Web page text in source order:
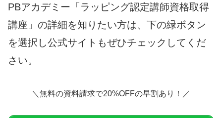
PBアカデミー「ラッピング認定講師資格取得
講座」の詳細を知りたい方は、下の緑ボタン
を選択し公式サイトもぜひチェックしてくだ
さい。
＼無料の資料請求で20%OFFの早割あり！／